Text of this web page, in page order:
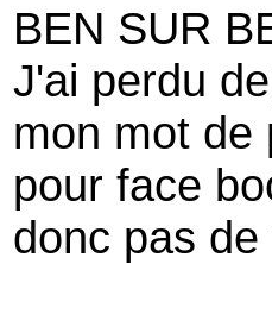
BEN SUR
J'ai perdu
mon mot de
pour face
donc pas